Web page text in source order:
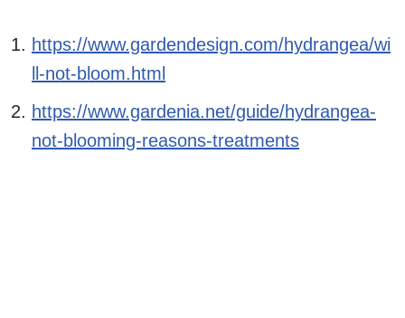
https://www.gardendesign.com/hydrangea/wi
ll-not-bloom.html
https://www.gardenia.net/guide/hydrangea-
not-blooming-reasons-treatments